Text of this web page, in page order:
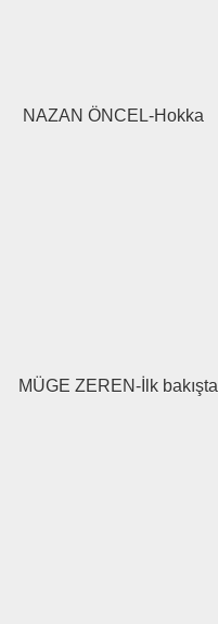
NAZAN ÖNCEL-Hokka
MÜGE ZEREN-İlk bakışta